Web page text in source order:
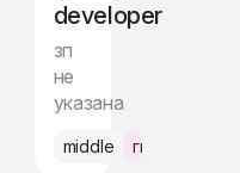
developer
зп
не
указана
middle гибрид Питер